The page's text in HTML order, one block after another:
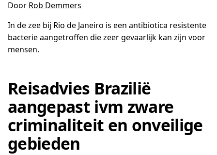
Door Rob Demmers
In de zee bij Rio de Janeiro is een antibiotica resistente
bacterie aangetroffen die zeer gevaarlijk kan zijn voor
mensen.
Reisadvies Brazilië
aangepast ivm zware
criminaliteit en onveilige
gebieden